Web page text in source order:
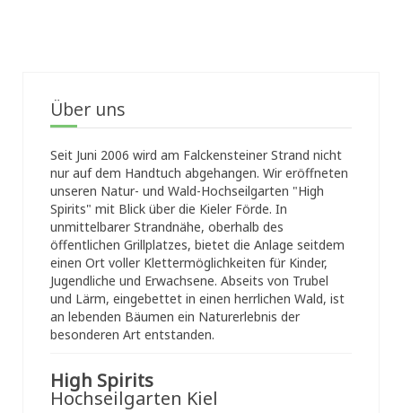
Über uns
Seit Juni 2006 wird am Falckensteiner Strand nicht
nur auf dem Handtuch abgehangen. Wir eröffneten
unseren Natur- und Wald-Hochseilgarten "High
Spirits" mit Blick über die Kieler Förde. In
unmittelbarer Strandnähe, oberhalb des
öffentlichen Grillplatzes, bietet die Anlage seitdem
einen Ort voller Klettermöglichkeiten für Kinder,
Jugendliche und Erwachsene. Abseits von Trubel
und Lärm, eingebettet in einen herrlichen Wald, ist
an lebenden Bäumen ein Naturerlebnis der
besonderen Art entstanden.
High Spirits
Hochseilgarten Kiel